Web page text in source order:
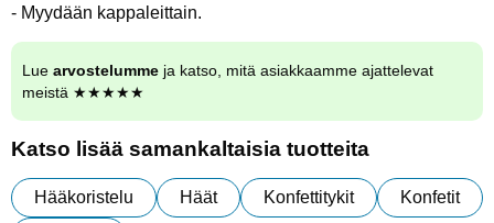
- Myydään kappaleittain.
Lue arvostelumme ja katso, mitä asiakkaamme ajattelevat
meistä ★★★★★
Katso lisää samankaltaisia tuotteita
Hääkoristelu Häät Konfettitykit Konfetit